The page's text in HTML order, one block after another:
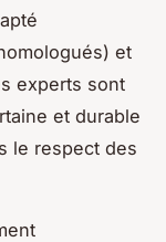
et
experts sont
et durable
le respect des